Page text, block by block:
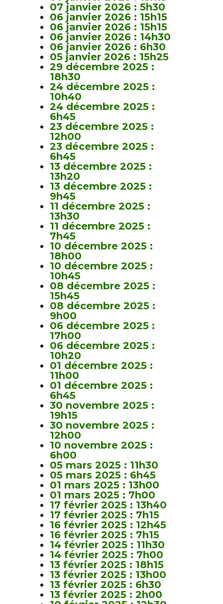
07 janvier 2026 : 5h30
06 janvier 2026 : 15h15
06 janvier 2026 : 15h15
06 janvier 2026 : 14h30
06 janvier 2026 : 6h30
05 janvier 2026 : 15h25
29 décembre 2025 :
18h30
24 décembre 2025 :
10h40
24 décembre 2025 :
6h45
23 décembre 2025 :
12h00
23 décembre 2025 :
6h45
13 décembre 2025 :
13h20
13 décembre 2025 :
9h45
11 décembre 2025 :
13h30
11 décembre 2025 :
7h45
10 décembre 2025 :
18h00
10 décembre 2025 :
10h45
08 décembre 2025 :
15h45
08 décembre 2025 :
9h00
06 décembre 2025 :
17h00
06 décembre 2025 :
10h20
01 décembre 2025 :
11h00
01 décembre 2025 :
6h45
30 novembre 2025 :
19h15
30 novembre 2025 :
12h00
10 novembre 2025 :
6h00
05 mars 2025 : 11h30
05 mars 2025 : 6h45
01 mars 2025 : 13h00
01 mars 2025 : 7h00
17 février 2025 : 13h40
17 février 2025 : 7h15
16 février 2025 : 12h45
16 février 2025 : 7h15
14 février 2025 : 11h30
14 février 2025 : 7h00
13 février 2025 : 18h15
13 février 2025 : 13h00
13 février 2025 : 6h30
13 février 2025 : 2h00